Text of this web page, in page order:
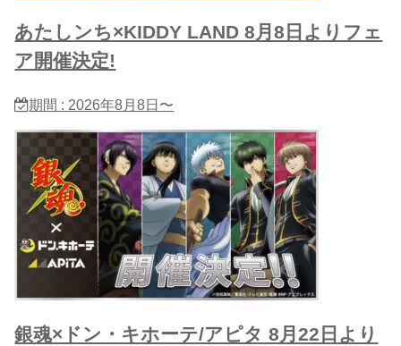
あたしンち×KIDDY LAND 8月8日よりフェ
ア開催決定!
期間 : 2026年8月8日〜
銀魂×ドン・キホーテ/アピタ 8月22日より